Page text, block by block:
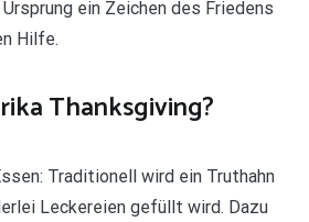
ein Zeichen des Friedens
Hilfe.
Thanksgiving?
Traditionell wird ein Truthahn
Leckereien gefüllt wird. Dazu